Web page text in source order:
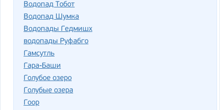
Водопад Тобот
Водопад Шумка
Водопады Гедмишх
водопады Руфабго
Гамсутль
Гара-Баши
Голубое озеро
Голубые озера
Гоор